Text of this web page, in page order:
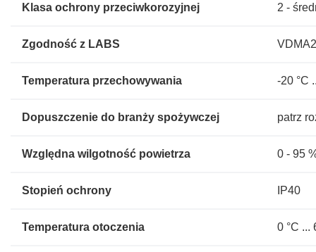
Klasa ochrony przeciwkorozyjnej 2 -
Zgodność z LABS
Temperatura przechowywania -20 °C
Dopuszczenie do branży spożywczej patrz
Względna wilgotność powietrza 0 - 95
Stopień ochrony IP40
Temperatura otoczenia 0 °C ...